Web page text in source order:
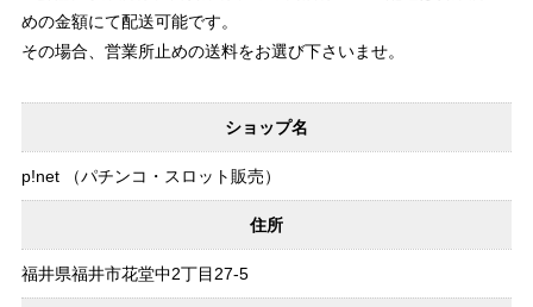
めの金額にて配送可能です。
その場合、営業所止めの送料をお選び下さいませ。
ショップ名
p!net （パチンコ・スロット販売）
住所
福井県福井市花堂中2丁目27-5